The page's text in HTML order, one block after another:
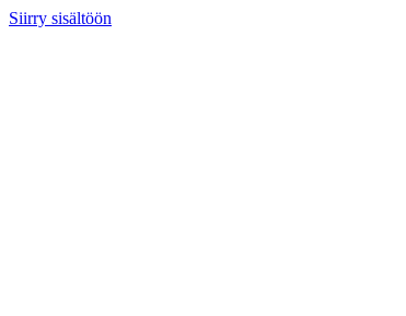
Siirry sisältöön